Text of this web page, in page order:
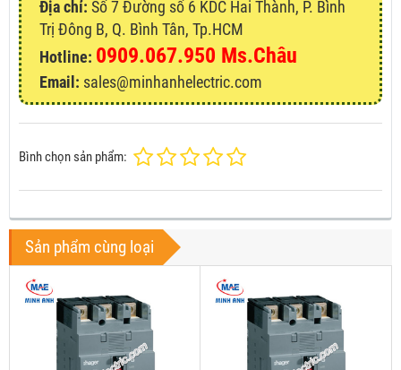
Địa chỉ: Số 7 Đường số 6 KDC Hai Thành, P. Bình
Trị Đông B, Q. Bình Tân, Tp.HCM
Hotline: 0909.067.950 Ms.Châu
Email: sales@minhanhelectric.com
Bình chọn sản phẩm:
Sản phẩm cùng loại